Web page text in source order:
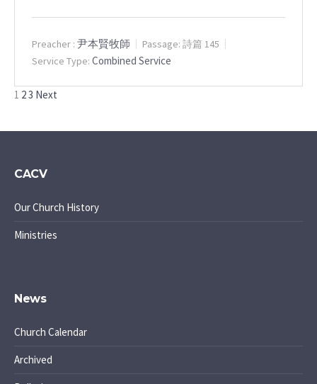
Preacher : 尹本賢牧師 Passage: 詩篇 145
Service Type: Combined Service
Posts
pagination
1 23 Next
CACV
Our Church History
Ministries
News
Church Calendar
Archived